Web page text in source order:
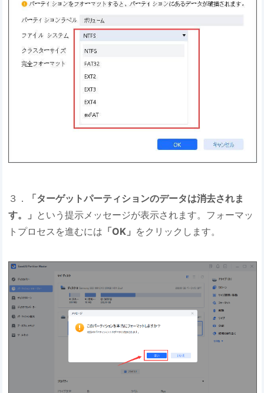
３．
「ターゲットパーティションのデータは消去されま
す。」 という提示メッセージが表示されます。フォーマッ
トプロセスを進むには 「OK」 をクリックします。